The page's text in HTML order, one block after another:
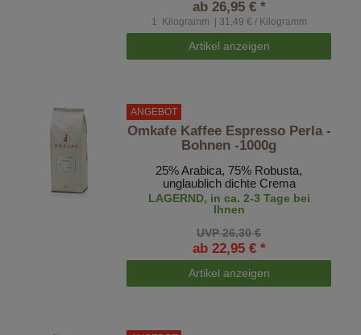
ab 26,95 € *
1 Kilogramm | 31,49 € / Kilogramm
Artikel anzeigen
ANGEBOT
Omkafe Kaffee Espresso Perla -
Bohnen -1000g
25% Arabica, 75% Robusta,
unglaublich dichte Crema
LAGERND, in ca. 2-3 Tage bei
Ihnen
UVP 26,30 €
ab 22,95 € *
Artikel anzeigen